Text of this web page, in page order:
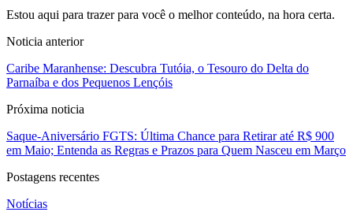
Estou aqui para trazer para você o melhor conteúdo, na hora certa.
Noticia anterior
Caribe Maranhense: Descubra Tutóia, o Tesouro do Delta do
Parnaíba e dos Pequenos Lençóis
Próxima noticia
Saque-Aniversário FGTS: Última Chance para Retirar até R$ 900
em Maio; Entenda as Regras e Prazos para Quem Nasceu em Março
Postagens recentes
Notícias